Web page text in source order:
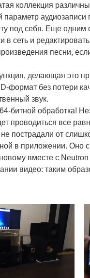
коллекция
под себя. Еще
сеть и
песни,
делающая это
формат без потери
звук.
обработка!
проводиться все
пострадали от
в приложении. Оно
вместе с
видео: таким